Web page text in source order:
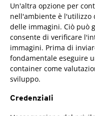
Un'altra opzione per
nell'ambiente è
delle immagini. Ciò può
consente di verificare
immagini. Prima di
fondamentale eseguire
container come
sviluppo.
Credenziali